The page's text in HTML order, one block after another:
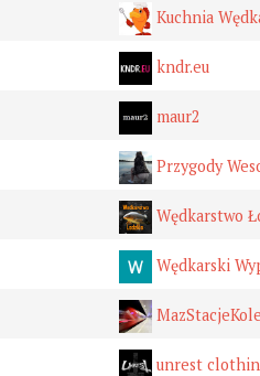
Kuchnia
kndr.eu
maur2
Przygody
Wędkarstwo
Wędkarski
unrest